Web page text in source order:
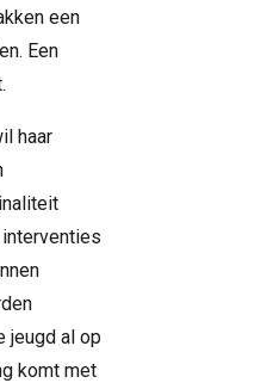
een
Een
haar
jeugd al op
komt met